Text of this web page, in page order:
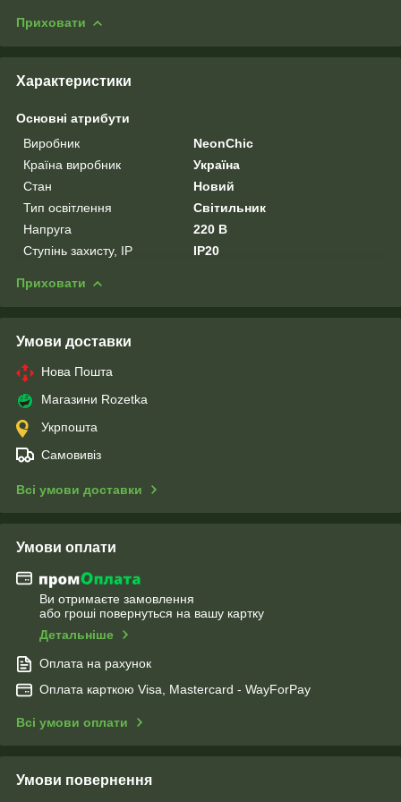
Приховати
Характеристики
Основні атрибути
Виробник
NeonChic
Країна виробник
Україна
Стан
Новий
Тип освітлення
Світильник
Напруга
220 В
Ступінь захисту, IP
IP20
Приховати
Умови доставки
Нова Пошта
Магазини Rozetka
Укрпошта
Самовивіз
Всі умови доставки
Умови оплати
Ви отримаєте замовлення
або гроші повернуться на вашу картку
Детальніше
Оплата на рахунок
Оплата карткою Visa, Mastercard - WayForPay
Всі умови оплати
Умови повернення